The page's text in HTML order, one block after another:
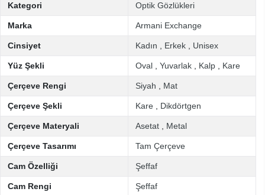
Kategori Optik Gözlükleri
Marka Armani Exchange
Cinsiyet Kadın Erkek Unisex
Yüz Şekli Oval Yuvarlak Kalp Kare
Çerçeve Rengi Siyah Mat
Çerçeve Şekli Kare Dikdörtgen
Çerçeve Materyali Asetat Metal
Çerçeve Tasarımı Tam Çerçeve
Cam Özelliği Şeffaf
Cam Rengi Şeffaf